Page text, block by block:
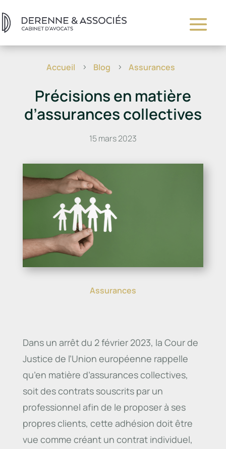
Accueil 5 Blog 5 Assurances
Précisions en matière
d’assurances collectives
15 mars 2023
Assurances
Dans un arrêt du 2 février 2023, la Cour de
Justice de l’Union européenne rappelle
qu’en matière d’assurances collectives,
soit des contrats souscrits par un
professionnel afin de le proposer à ses
propres clients, cette adhésion doit être
vue comme créant un contrat individuel,